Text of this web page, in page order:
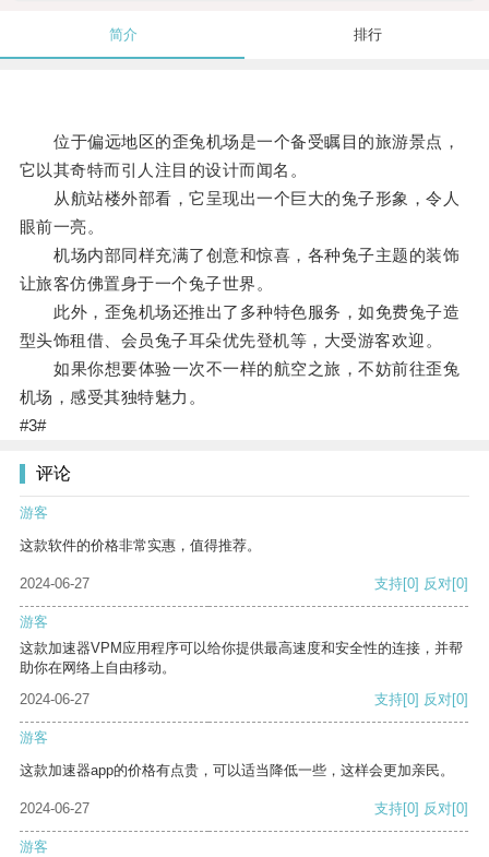
简介 排行
位于偏远地区的歪兔机场是一个备受瞩目的旅游景点，
它以其奇特而引人注目的设计而闻名。
从航站楼外部看，它呈现出一个巨大的兔子形象，令人
眼前一亮。
机场内部同样充满了创意和惊喜，各种兔子主题的装饰
让旅客仿佛置身于一个兔子世界。
此外，歪兔机场还推出了多种特色服务，如免费兔子造
型头饰租借、会员兔子耳朵优先登机等，大受游客欢迎。
如果你想要体验一次不一样的航空之旅，不妨前往歪兔
机场，感受其独特魅力。
#3#
评论
游客
这款软件的价格非常实惠，值得推荐。
2024-06-27 支持[0] 反对[0]
游客
这款加速器VPM应用程序可以给你提供最高速度和安全性的连接，并帮
助你在网络上自由移动。
2024-06-27
支持[0] 反对[0]
游客
这款加速器app的价格有点贵，可以适当降低一些，这样会更加亲民。
2024-06-27 支持[0] 反对[0]
游客